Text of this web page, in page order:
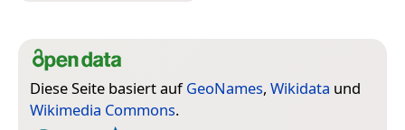
Diese Seite basiert aufGeoNames, Wikidata und
Wikimedia Commons.